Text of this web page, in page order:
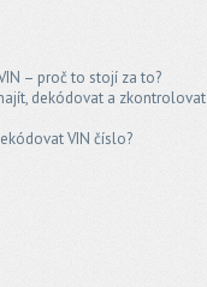
– proč to stojí za to?
dekódovat a zkontrolovat
VIN číslo?